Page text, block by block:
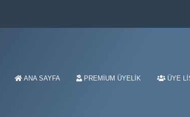
ANA SAYFA PREMIUM ÜYELIK ÜYE